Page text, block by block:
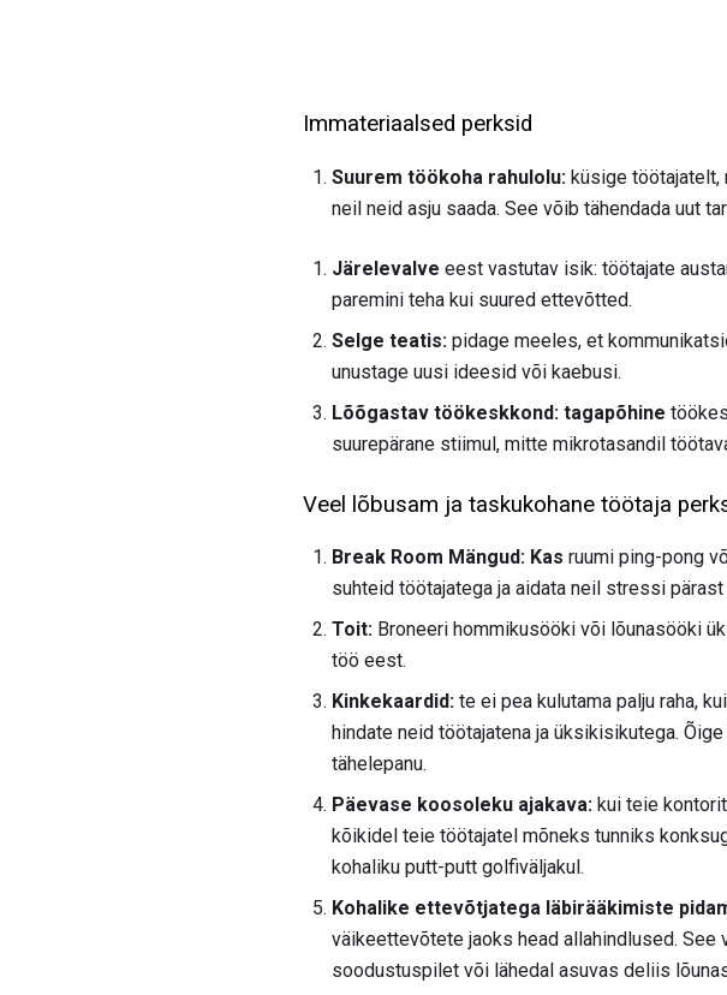
Immateriaalsed perksid
Suurem töökoha rahulolu: küsige töötajatelt,
neil neid asju saada. See võib tähendada uut
Järelevalve eest vastutav isik: töötajate
paremini teha kui suured ettevõtted.
Selge teatis: pidage meeles, et
unustage uusi ideesid või kaebusi.
Lõõgastav töökeskkond: tagapõhine
suurepärane stiimul, mitte mikrotasandil
Veel lõbusam ja taskukohane töötaja
Break Room Mängud: Kas ruumi ping-pong
suhteid töötajatega ja aidata neil stressi pärast
Toit: Broneeri hommikusööki või lõunasööki
töö eest.
Kinkekaardid: te ei pea kulutama palju raha,
hindate neid töötajatena ja üksikisikutega.
tähelepanu.
Päevase koosoleku ajakava: kui teie
kõikidel teie töötajatel mõneks tunniks
kohaliku putt-putt golfiväljakul.
Kohalike ettevõtjatega läbirääkimiste
väikeettevõtete jaoks head allahindlused.
soodustuspilet või lähedal asuvas deliis